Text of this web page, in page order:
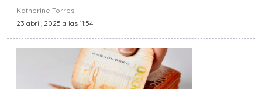
Katherine Torres
23 abril, 2025 a las 11:54